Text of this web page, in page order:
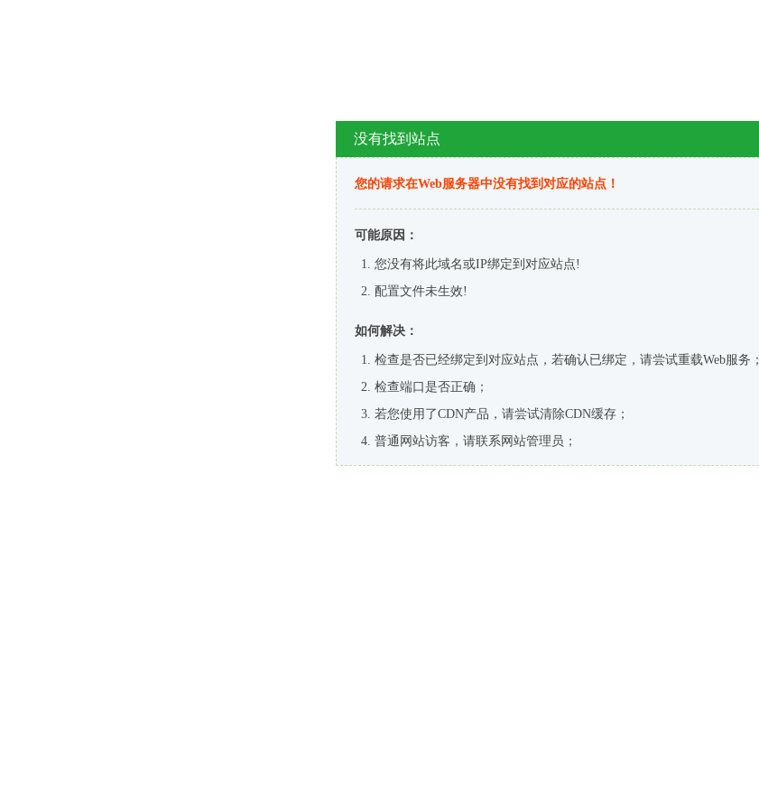
没有找到站点
您的请求在Web服务器中没有找到对应的站点！
可能原因：
您没有将此域名或IP绑定到对应站点!
配置文件未生效!
如何解决：
检查是否已经绑定到对应站点，若确认已绑定，请尝试重载Web服务；
检查端口是否正确；
若您使用了CDN产品，请尝试清除CDN缓存；
普通网站访客，请联系网站管理员；